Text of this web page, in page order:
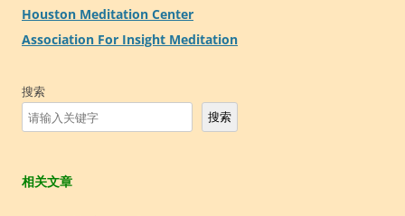
Houston Meditation Center
Association For Insight Meditation
搜索
搜索
相关文章